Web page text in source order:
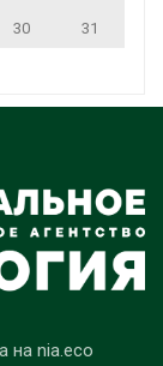
30
31
на nia.eco